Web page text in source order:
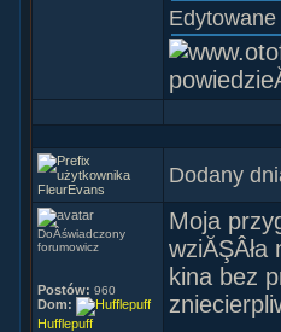
FleurEvans
Dodany
DoÂświadczony
forumowicz
Postów: 960
Dom:
Hufflepuff
Moja
kina bez